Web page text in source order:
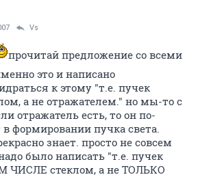
Vs
прочитай предложение со всеми
это и написано
к этому "т.е. пучек
а не отражателем." но мы-то с
отражатель есть, то он по-
формировании пучка света.
знает. просто не совсем
было написать "т.е. пучек
ЧИСЛЕ стеклом, а не ТОЛЬКО